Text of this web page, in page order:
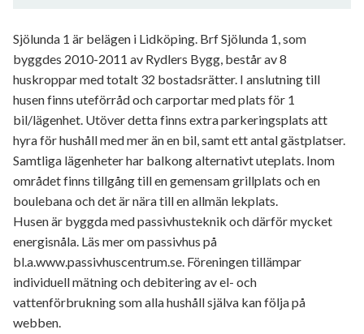
Sjölunda 1 är belägen i Lidköping. Brf Sjölunda 1, som
byggdes 2010-2011 av Rydlers Bygg, består av 8
huskroppar med totalt 32 bostadsrätter. I anslutning till
husen finns uteförråd och carportar med plats för 1
bil/lägenhet. Utöver detta finns extra parkeringsplats att
hyra för hushåll med mer än en bil, samt ett antal gästplatser.
Samtliga lägenheter har balkong alternativt uteplats. Inom
området finns tillgång till en gemensam grillplats och en
boulebana och det är nära till en allmän lekplats.
Husen är byggda med passivhusteknik och därför mycket
energisnåla. Läs mer om passivhus på
bl.a.www.passivhuscentrum.se. Föreningen tillämpar
individuell mätning och debitering av el- och
vattenförbrukning som alla hushåll själva kan följa på
webben.